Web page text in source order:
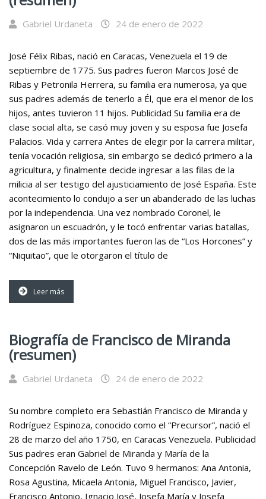
Gabriel Urdaneta 24 de enero de 2022
José Félix Ribas, nació en Caracas, Venezuela el 19 de
septiembre de 1775. Sus padres fueron Marcos José de
Ribas y Petronila Herrera, su familia era numerosa, ya que
sus padres además de tenerlo a Él, que era el menor de los
hijos, antes tuvieron 11 hijos. Publicidad Su familia era de
clase social alta, se casó muy joven y su esposa fue Josefa
Palacios. Vida y carrera Antes de elegir por la carrera militar,
tenía vocación religiosa, sin embargo se dedicó primero a la
agricultura, y finalmente decide ingresar a las filas de la
milicia al ser testigo del ajusticiamiento de José España. Este
acontecimiento lo condujo a ser un abanderado de las luchas
por la independencia. Una vez nombrado Coronel, le
asignaron un escuadrón, y le tocó enfrentar varias batallas,
dos de las más importantes fueron las de “Los Horcones” y
“Niquitao”, que le otorgaron el título de
Leer más
Biografía de Francisco de Miranda
(resumen)
Gabriel Urdaneta 24 de enero de 2022
Su nombre completo era Sebastián Francisco de Miranda y
Rodríguez Espinoza, conocido como el “Precursor”, nació el
28 de marzo del año 1750, en Caracas Venezuela. Publicidad
Sus padres eran Gabriel de Miranda y María de la
Concepción Ravelo de León. Tuvo 9 hermanos: Ana Antonia,
Rosa Agustina, Micaela Antonia, Miguel Francisco, Javier,
Francisco Antonio, Ignacio José, Josefa María y Josefa